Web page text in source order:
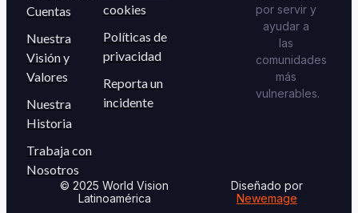
Cuentas
Nuestra
Visión y
Valores
Nuestra
Historia
Trabaja con
Nosotros
cookies
Políticas de
privacidad
Reporta un
incidente
por servir y
ayudar a
las
comunidades
más
vulnerables.
© 2025 World Vision
Latinoamérica
Diseñado por
Newemage